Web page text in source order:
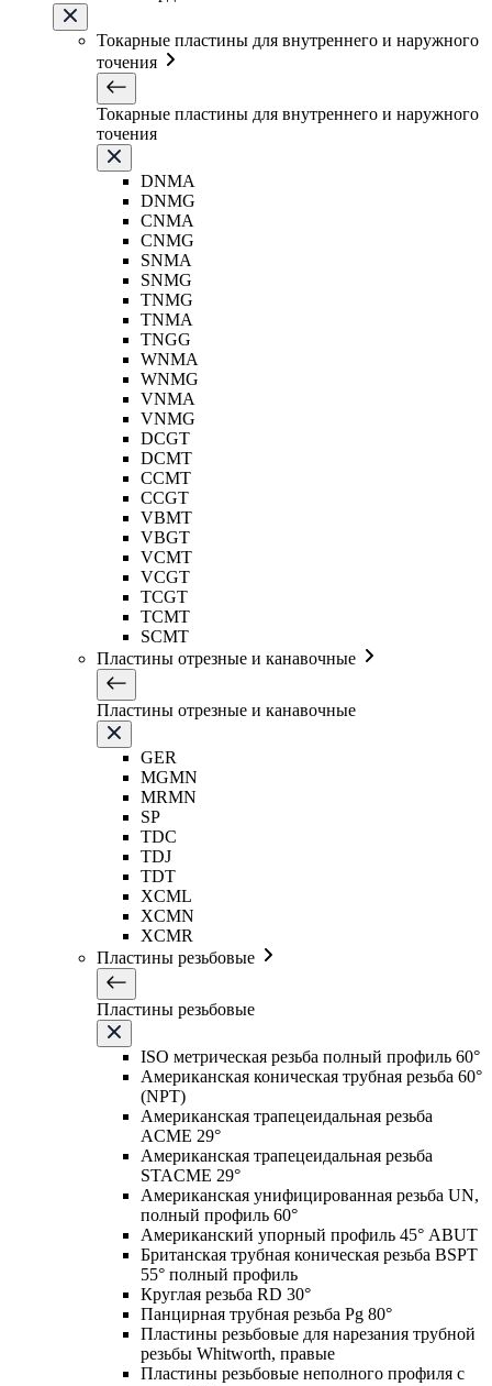
Токарные пластины для внутреннего и наружного
точения
Токарные пластины для внутреннего и наружного
точения
DNMA
DNMG
CNMA
CNMG
SNMA
SNMG
TNMG
TNMA
TNGG
WNMA
WNMG
VNMA
VNMG
DCGT
DCMT
CCMT
CCGT
VBMT
VBGT
VCMT
VCGT
TCGT
TCMT
SCMT
Пластины отрезные и канавочные
Пластины отрезные и канавочные
GER
MGMN
MRMN
SP
TDC
TDJ
TDT
XCML
XCMN
XCMR
Пластины резьбовые
Пластины резьбовые
ISO метрическая резьба полный профиль 60°
Американская коническая трубная резьба 60°
(NPT)
Американская трапецеидальная резьба
ACME 29°
Американская трапецеидальная резьба
STACME 29°
Американская унифицированная резьба UN,
полный профиль 60°
Американский упорный профиль 45° ABUT
Британская трубная коническая резьба BSPT
55° полный профиль
Круглая резьба RD 30°
Панцирная трубная резьба Pg 80°
Пластины резьбовые для нарезания трубной
резьбы Whitworth, правые
Пластины резьбовые неполного профиля с